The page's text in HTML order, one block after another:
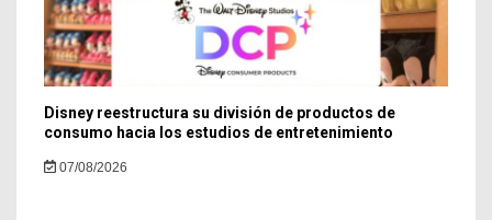
Disney reestructura su división de productos de
consumo hacia los estudios de entretenimiento
07/08/2026